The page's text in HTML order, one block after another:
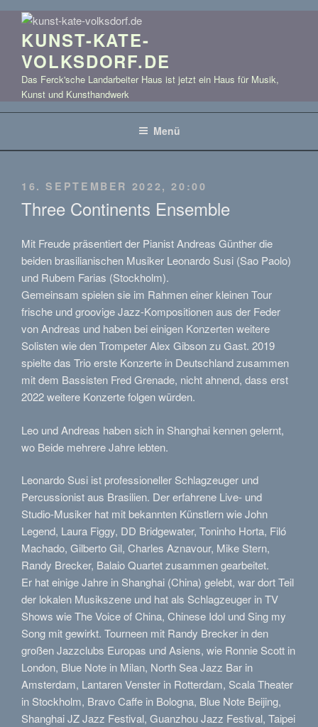
Inhalt
springenKUNST-KATE-
VOLKSDORF.DE
Das Ferck'sche Landarbeiter Haus ist jetzt ein Haus für Musik,
Kunst und Kunsthandwerk
Menü
VERÖFFENTLICHT
AM
16. SEPTEMBER 2022, 20:00
Three Continents Ensemble
Mit Freude präsentiert der Pianist Andreas Günther die
beiden brasilianischen Musiker Leonardo Susi (Sao Paolo)
und Rubem Farias (Stockholm).
Gemeinsam spielen sie im Rahmen einer kleinen Tour
frische und groovige Jazz-Kompositionen aus der Feder
von Andreas und haben bei einigen Konzerten weitere
Solisten wie den Trompeter Alex Gibson zu Gast. 2019
spielte das Trio erste Konzerte in Deutschland zusammen
mit dem Bassisten Fred Grenade, nicht ahnend, dass erst
2022 weitere Konzerte folgen würden.
Leo und Andreas haben sich in Shanghai kennen gelernt,
wo Beide mehrere Jahre lebten.
Leonardo Susi ist professioneller Schlagzeuger und
Percussionist aus Brasilien. Der erfahrene Live- und
Studio-Musiker hat mit bekannten Künstlern wie John
Legend, Laura Figgy, DD Bridgewater, Toninho Horta, Filó
Machado, Gilberto Gil, Charles Aznavour, Mike Stern,
Randy Brecker, Balaio Quartet zusammen gearbeitet.
Er hat einige Jahre in Shanghai (China) gelebt, war dort Teil
der lokalen Musikszene und hat als Schlagzeuger in TV
Shows wie The Voice of China, Chinese Idol und Sing my
Song mit gewirkt. Tourneen mit Randy Brecker in den
großen Jazzclubs Europas und Asiens, wie Ronnie Scott in
London, Blue Note in Milan, North Sea Jazz Bar in
Amsterdam, Lantaren Venster in Rotterdam, Scala Theater
in Stockholm, Bravo Caffe in Bologna, Blue Note Beijing,
Shanghai JZ Jazz Festival, Guanzhou Jazz Festival, Taipei